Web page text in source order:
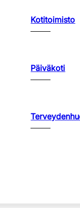
Kotitoimisto
Päiväkoti